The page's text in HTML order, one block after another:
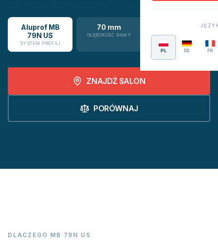
PL DE FR
Aluprof MB
79N US
SYSTEM PROFILI
70 mm
GŁĘBOKOŚĆ RAMY WSPÓŁCZYNNIK UW
ZNAJDŹ SALON
PORÓWNAJ
DLACZEGO MB 79N US